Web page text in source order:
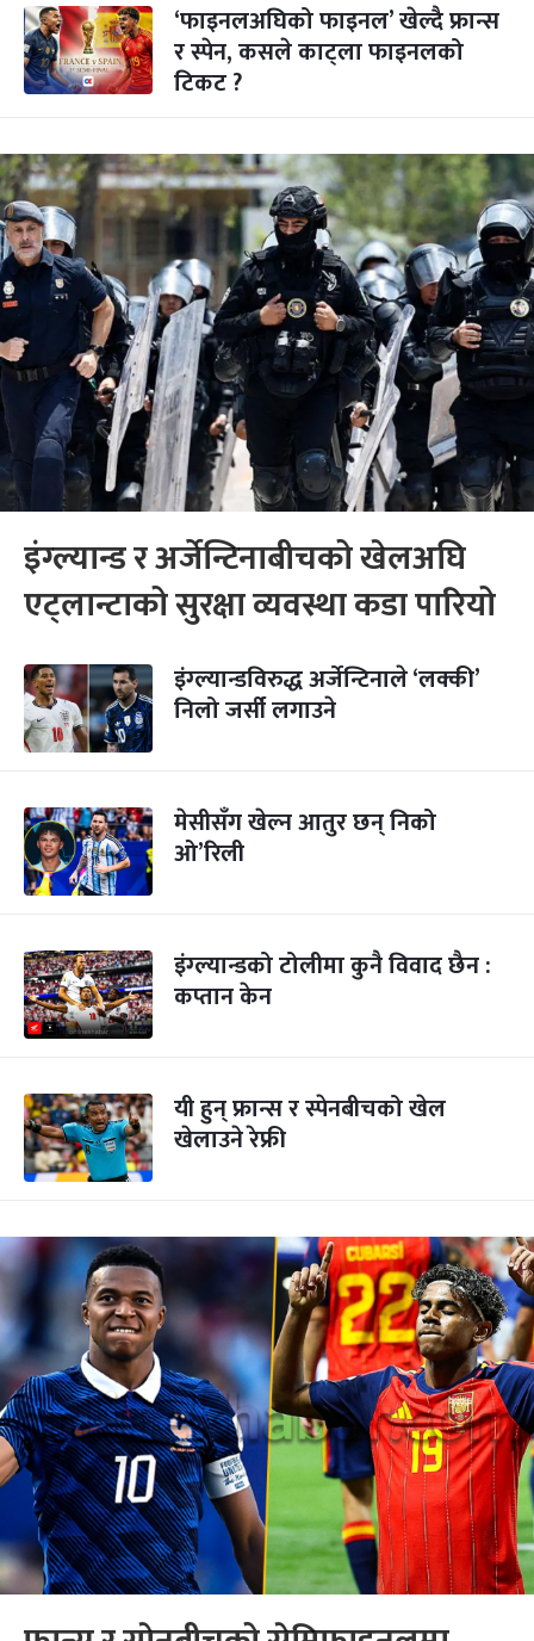
‘फाइनलअघिको फाइनल’ खेल्दै फ्रान्स
र स्पेन, कसले काट्ला फाइनलको
टिकट ?
इंग्ल्यान्ड र अर्जेन्टिनाबीचको खेलअघि
एट्लान्टाको सुरक्षा व्यवस्था कडा पारियो
इंग्ल्यान्डविरुद्ध अर्जेन्टिनाले ‘लक्की’
निलो जर्सी लगाउने
मेसीसँग खेल्न आतुर छन् निको
ओ’रिली
इंग्ल्यान्डको टोलीमा कुनै विवाद छैन :
कप्तान केन
यी हुन् फ्रान्स र स्पेनबीचको खेल
खेलाउने रेफ्री